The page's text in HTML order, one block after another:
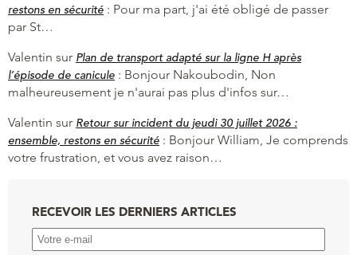
restons en sécurité : Pour ma part, j'ai été obligé de passer
par St…
Valentin sur Plan de transport adapté sur la ligne H après
l’épisode de canicule : Bonjour Nakoubodin, Non
malheureusement je n'aurai pas plus d'infos sur…
Valentin sur Retour sur incident du jeudi 30 juillet 2026 :
ensemble, restons en sécurité : Bonjour William, Je comprends
votre frustration, et vous avez raison…
RECEVOIR LES DERNIERS ARTICLES